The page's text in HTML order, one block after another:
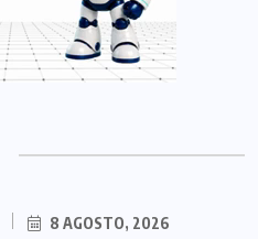
8 AGOSTO, 2026